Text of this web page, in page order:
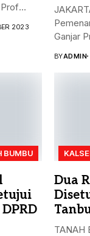
2023
Ganjar
BYADMIN
BUMBU
Dua
TANAH